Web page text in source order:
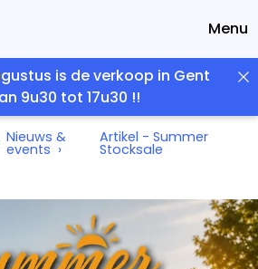
Menu
is de verkoop in Gent
9u30 tot 17u30 !!
Nieuws &
events
Artikel - Summer
Stocksale